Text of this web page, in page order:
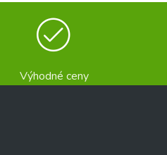
Výhodné ceny